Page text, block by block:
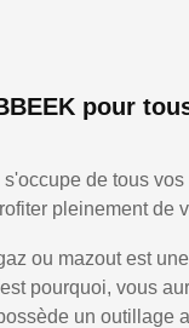
pour
de tous
pleinement de
ou mazout est
pourquoi, vous
un outillage